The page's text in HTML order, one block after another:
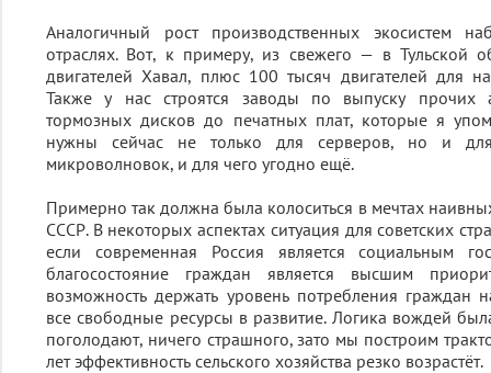
Аналогичный рост производственных экосистем
отраслях. Вот, к примеру, из свежего — в Тульской
двигателей Хавал, плюс 100 тысяч двигателей для
Также у нас строятся заводы по выпуску прочих
тормозных дисков до печатных плат, которые я
нужны сейчас не только для серверов, но и
микроволновок, и для чего угодно ещё.
Примерно так должна была колоситься в мечтах
СССР. В некоторых аспектах ситуация для советских
если современная Россия является социальным
благосостояние граждан является высшим
возможность держать уровень потребления граждан
все свободные ресурсы в развитие. Логика вождей
поголодают, ничего страшного, зато мы построим
лет эффективность сельского хозяйства резко возрастёт.